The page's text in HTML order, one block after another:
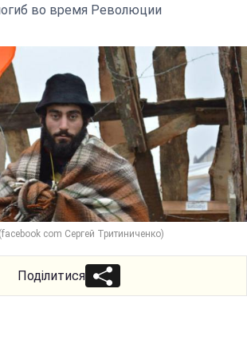
во время Революции
com Сергей Тритиниченко)
Поділитися